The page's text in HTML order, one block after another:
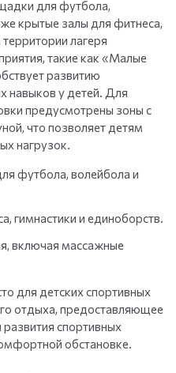
для футбола,
крытые залы для фитнеса,
лагеря
такие как «Малые
развитию
навыков у детей. Для
предусмотрены зоны с
что позволяет детям
нагрузок.
футбола, волейбола и
гимнастики и единоборств.
включая массажные
для детских спортивных
отдыха, предоставляющее
спортивных
обстановке.